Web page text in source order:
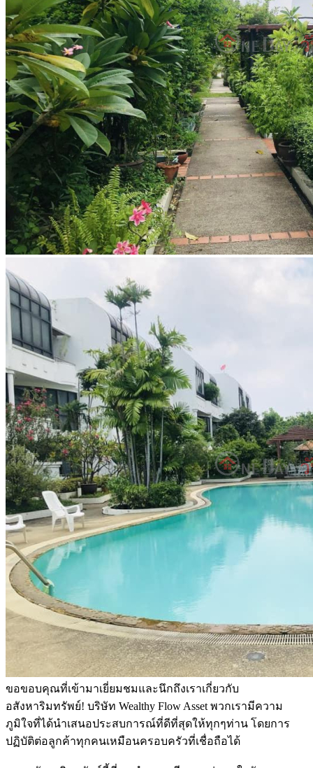
ขอขอบคุณที่เข้ามาเยี่ยมชมและนึกถึงเราเกี่ยวกับ
อสังหาริมทรัพย์! บริษัท Wealthy Flow Asset พวกเรามีความ
ภูมิใจที่ได้นำเสนอประสบการณ์ที่ดีที่สุดให้ทุกๆท่าน โดยการ
ปฏิบัติต่อลูกค้าทุกคนเหมือนครอบครัวที่เชื่อถือได้